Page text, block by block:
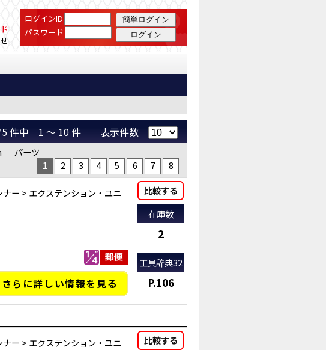
バーサル （SST） | JTC Auto Tools
ログインID
パスワード
件中 1 ～ 10 件 表示件数
パーツ
1
2 3 4 5 6 7 8
ナー > エクステンション・ユニ
さらに詳しい情報を見る
比較する
在庫数
2
工具辞典32
P.106
ナー > エクステンション・ユニ
比較する